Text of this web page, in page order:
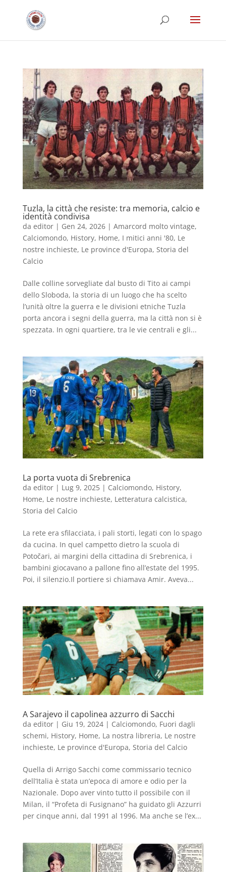
Tuzla, la città che resiste: tra memoria, calcio e
identità condivisa
da editor| Gen 24, 2026| Amarcord molto vintage,
Calciomondo, History, Home, I mitici anni '80, Le
nostre inchieste, Le province d'Europa, Storia del
Calcio
Dalle colline sorvegliate dal busto di Tito ai campi
dello Sloboda, la storia di un luogo che ha scelto
l’unità oltre la guerra e le divisioni etniche Tuzla
porta ancora i segni della guerra, ma la città non si è
spezzata. In ogni quartiere, tra le vie centrali e gli...
La porta vuota di Srebrenica
da editor| Lug 9, 2025| Calciomondo, History,
Home, Le nostre inchieste, Letteratura calcistica,
Storia del Calcio
La rete era sfilacciata, i pali storti, legati con lo spago
da cucina. In quel campetto dietro la scuola di
Potočari, ai margini della cittadina di Srebrenica, i
bambini giocavano a pallone fino all’estate del 1995.
Poi, il silenzio.Il portiere si chiamava Amir. Aveva...
A Sarajevo il capolinea azzurro di Sacchi
da editor| Giu 19, 2024| Calciomondo, Fuori dagli
schemi, History, Home, La nostra libreria, Le nostre
inchieste, Le province d'Europa, Storia del Calcio
Quella di Arrigo Sacchi come commissario tecnico
dell’Italia è stata un’epoca di amore e odio per la
Nazionale. Dopo aver vinto tutto il possibile con il
Milan, il “Profeta di Fusignano” ha guidato gli Azzurri
per cinque anni, dal 1991 al 1996. Ma anche se l’ex...